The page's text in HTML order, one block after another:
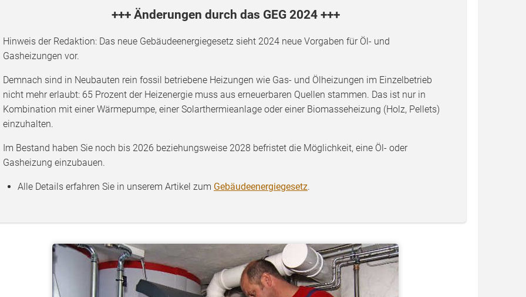
+++ Änderungen durch das GEG 2024 +++
Hinweis der Redaktion: Das neue Gebäudeenergiegesetz sieht 2024 neue Vorgaben für Öl- und
Gasheizungen vor.
Demnach sind in Neubauten rein fossil betriebene Heizungen wie Gas- und Ölheizungen im Einzelbetrieb
nicht mehr erlaubt: 65 Prozent der Heizenergie muss aus erneuerbaren Quellen stammen. Das ist nur in
Kombination mit einer Wärmepumpe, einer Solarthermieanlage oder einer Biomasseheizung (Holz, Pellets)
einzuhalten.
Im Bestand haben Sie noch bis 2026 beziehungsweise 2028 befristet die Möglichkeit, eine Öl- oder
Gasheizung einzubauen.
Alle Details erfahren Sie in unserem Artikel zum Gebäudeenergiegesetz.